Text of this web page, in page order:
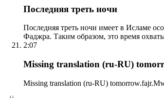
Последняя треть ночи
Последняя треть ночи имеет в Исламе
Фаджра. Таким образом, это время
2:07
Missing translation (ru-RU)
Missing translation (ru-RU)